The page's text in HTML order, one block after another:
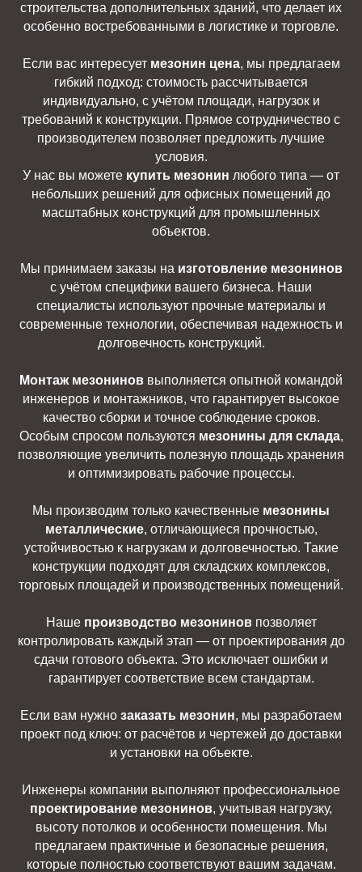
строительства дополнительных зданий, что делает их
особенно востребованными в логистике и торговле.
Если вас интересует мезонин цена, мы предлагаем
гибкий подход: стоимость рассчитывается
индивидуально, с учётом площади, нагрузок и
требований к конструкции. Прямое сотрудничество с
производителем позволяет предложить лучшие
условия.
У нас вы можете купить мезонин любого типа — от
небольших решений для офисных помещений до
масштабных конструкций для промышленных
объектов.
Мы принимаем заказы на изготовление мезонинов
с учётом специфики вашего бизнеса. Наши
специалисты используют прочные материалы и
современные технологии, обеспечивая надежность и
долговечность конструкций.
Монтаж мезонинов выполняется опытной командой
инженеров и монтажников, что гарантирует высокое
качество сборки и точное соблюдение сроков.
Особым спросом пользуются мезонины для склада,
позволяющие увеличить полезную площадь хранения
и оптимизировать рабочие процессы.
Мы производим только качественные мезонины
металлические, отличающиеся прочностью,
устойчивостью к нагрузкам и долговечностью. Такие
конструкции подходят для складских комплексов,
торговых площадей и производственных помещений.
Наше производство мезониновпозволяет
контролировать каждый этап — от проектирования до
сдачи готового объекта. Это исключает ошибки и
гарантирует соответствие всем стандартам.
Если вам нужно заказать мезонин, мы разработаем
проект под ключ: от расчётов и чертежей до доставки
и установки на объекте.
Инженеры компании выполняют профессиональное
проектирование мезонинов, учитывая нагрузку,
высоту потолков и особенности помещения. Мы
предлагаем практичные и безопасные решения,
которые полностью соответствуют вашим задачам.